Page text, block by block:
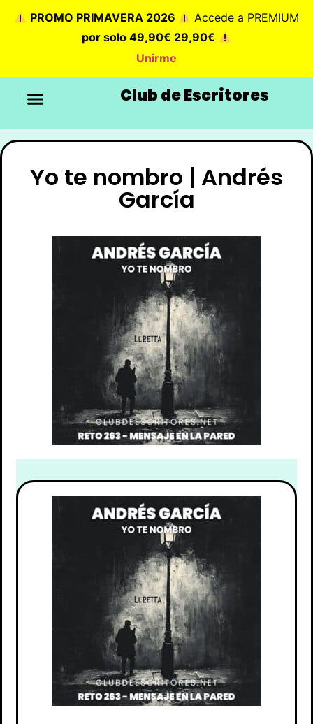
PROMO PRIMAVERA 2026
Accede a PREMIUM
por solo49,90€29,90€
Unirme
Club de Escritores
Yo te nombro | Andrés
García